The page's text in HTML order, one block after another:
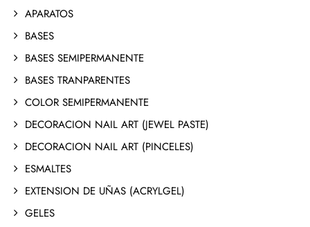
APARATOS
BASES
BASES SEMIPERMANENTE
BASES TRANPARENTES
COLOR SEMIPERMANENTE
DECORACION NAIL ART (JEWEL PASTE)
DECORACION NAIL ART (PINCELES)
ESMALTES
EXTENSION DE UÑAS (ACRYLGEL)
GELES